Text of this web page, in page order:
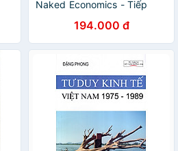
Naked Economics - Tiếp
Nhìn Dễ Dàng Và Hiệu Quả
Nhất
194.000 đ